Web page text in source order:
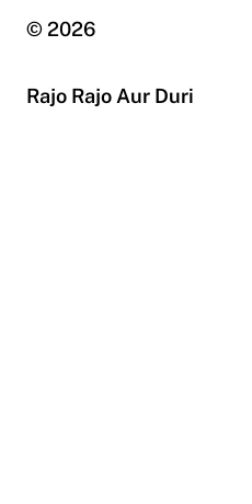
© 2026
Rajo Rajo Aur Duri